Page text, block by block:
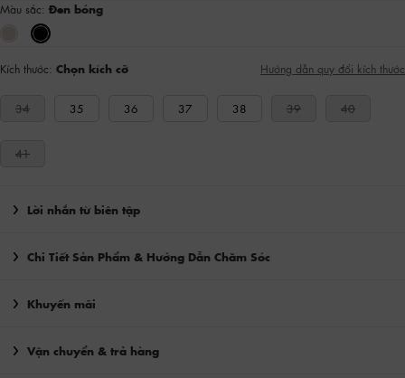
Màu sắc: Đen bóng
Kích thước: Chọn kích cỡ Hướng dẫn quy đổi kích thước
34 35 36 37 38 39 40
41
Lời nhắn từ biên tập
Chi Tiết Sản Phẩm & Hướng Dẫn Chăm Sóc
Khuyến mãi
Vận chuyển & trả hàng